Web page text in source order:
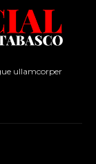
ullamcorper